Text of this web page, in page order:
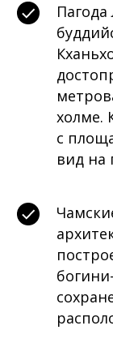
холме.
с
вид на